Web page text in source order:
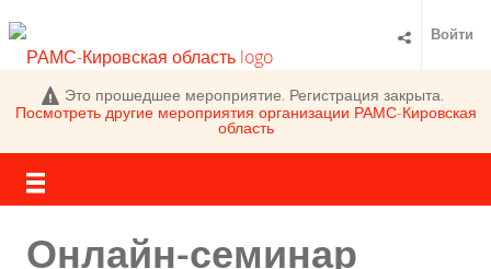
Войти
Это прошедшее мероприятие. Регистрация закрыта.
Посмотреть другие мероприятия организации РАМС-Кировская
область
Онлайн-семинар